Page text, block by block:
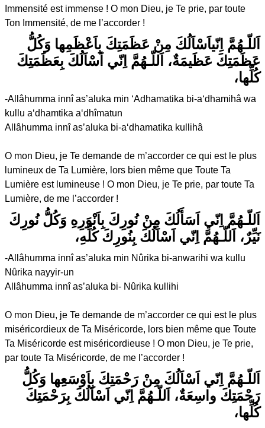
Immensité est immense ! O mon Dieu, je Te prie, par toute
Ton Immensité, de me l’accorder !
اَللّـهُمَّ اِنّياَسْاَلُكَ مِنْ عَظَمَتِكَ بِاَعْظَمِها وَكُلُّ
عَظَمَتِكَ عَظَيمَةٌ، اَللّـهُمَّ اِنّي اَسْاَلُكَ بِعَظَمَتِكَ
كُلِّها،
-Allâhumma innî as’aluka min ‘Adhamatika bi-a‘dhamihâ wa
kullu a‘dhamtika a‘dhîmatun
Allâhumma innî as’aluka bi-a‘dhamatika kullihâ
O mon Dieu, je Te demande de m’accorder ce qui est le plus
lumineux de Ta Lumière, lors bien même que Toute Ta
Lumière est lumineuse ! O mon Dieu, je Te prie, par toute Ta
Lumière, de me l’accorder !
اَللّـهُمَّ اِنّي اَسَأَلُكَ مِنْ نُورِكَ بِاَنْوَرِهِ وَكُلُّ نُورِكَ
نَيِّرٌ، اَللّـهُمَّ اِنّي اَسْاَلُكَ بِنُورِكَ كُلِّهِ،
-Allâhumma innî as’aluka min Nûrika bi-anwarihi wa kullu
Nûrika nayyir-un
Allâhumma innî as’aluka bi- Nûrika kullihi
O mon Dieu, je Te demande de m’accorder ce qui est le plus
miséricordieux de Ta Miséricorde, lors bien même que Toute
Ta Miséricorde est miséricordieuse ! O mon Dieu, je Te prie,
par toute Ta Miséricorde, de me l’accorder !
اَللّـهُمَّ اِنّي اَسْاَلُكَ مِنْ رَحْمَتِكَ بِاَوْسَعِها وَكُلُّ
رَحْمَتِكَ واسِعَةٌ، اَللّـهُمَّ اِنّي اَسْاَلُكَ بِرَحْمَتِكَ
كُلِّها،